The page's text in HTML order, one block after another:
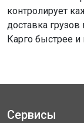
контролирует
доставка
Карго быстрее
Сервисы